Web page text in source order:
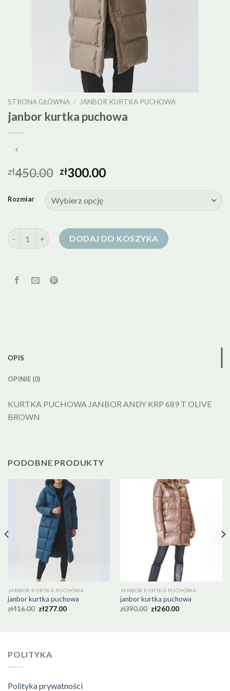
STRONA GŁÓWNA / JANBOR KURTKA PUCHOWA
janbor kurtka puchowa
zł450.00 zł300.00
Rozmiar
ilość janbor kurtka puchowaDODAJ DO KOSZYKA
OPIS
OPINIE (0)
KURTKA PUCHOWA JANBOR ANDY KRP 689 T OLIVE
BROWN
PODOBNE PRODUKTY
JANBOR KURTKA PUCHOWA
janbor kurtka puchowa
zł416.00 zł277.00
JANBOR KURTKA PUCHOWA
janbor kurtka puchowa
zł390.00 zł260.00
POLITYKA
Polityka prywatności